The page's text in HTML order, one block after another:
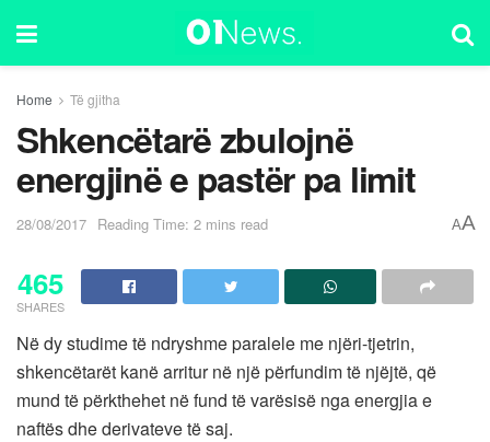
Home Të gjitha
Shkencëtarë zbulojnë
energjinë e pastër pa limit
28/08/2017 Reading Time: 2 mins read AA
465
SHARES
Në dy studime të ndryshme paralele me njëri-tjetrin,
shkencëtarët kanë arritur në një përfundim të njëjtë, që
mund të përkthehet në fund të varësisë nga energjia e
naftës dhe derivateve të saj.